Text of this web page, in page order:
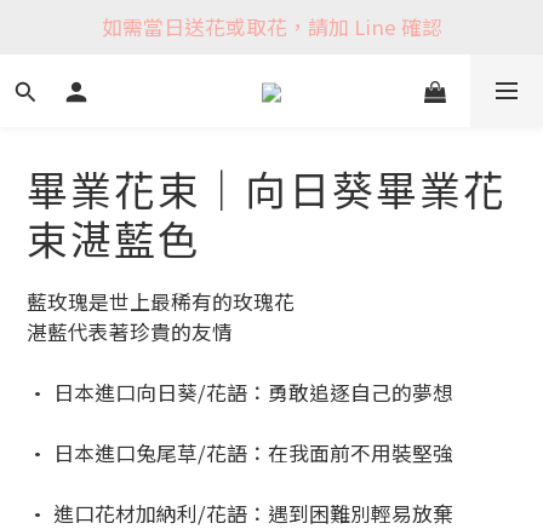
如需當日送花或取花，請加 Line 確認
畢業花束｜向日葵畢業花
束湛藍色
藍玫瑰是世上最稀有的玫瑰花
湛藍代表著珍貴的友情
• 日本進口向日葵/花語：勇敢追逐自己的夢想
• 日本進口兔尾草/花語：在我面前不用裝堅強
• 進口花材加納利/花語：遇到困難別輕易放棄